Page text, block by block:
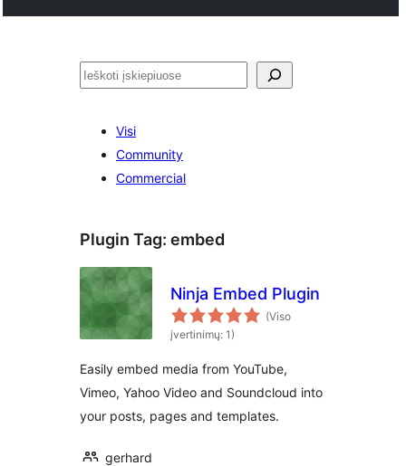
Paieška
Visi
Community
Commercial
Plugin Tag: embed
Ninja Embed Plugin
(Viso
įvertinimų: 1)
Easily embed media from YouTube,
Vimeo, Yahoo Video and Soundcloud into
your posts, pages and templates.
gerhard